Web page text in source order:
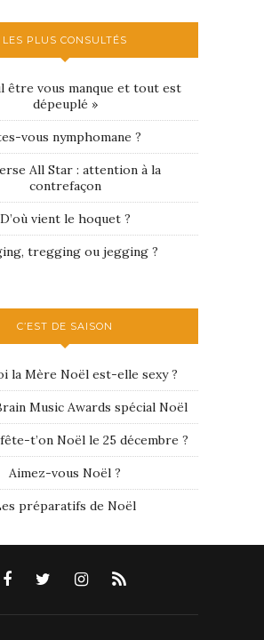
LES PLUS CONSULTÉS
être vous manque et tout est
dépeuplé »
vous nymphomane ?
All Star : attention à la
contrefaçon
D’où vient le hoquet ?
tregging ou jegging ?
C’EST DE SAISON
la Mère Noël est-elle sexy ?
Music Awards spécial Noël
t’on Noël le 25 décembre ?
Aimez-vous Noël ?
préparatifs de Noël